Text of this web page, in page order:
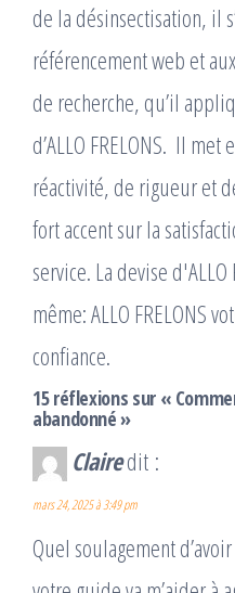
de la désinsectisation, il
référencement web et
de recherche, qu’il
d’ALLO FRELONS. ​ Il
réactivité, de rigueur et
fort accent sur la
service. La devise
même: ALLO FRELONS
confiance.
15 réflexions sur «
abandonné »
Clairedit :
mars 24, 2025 à 3:49 pm
Quel soulagement